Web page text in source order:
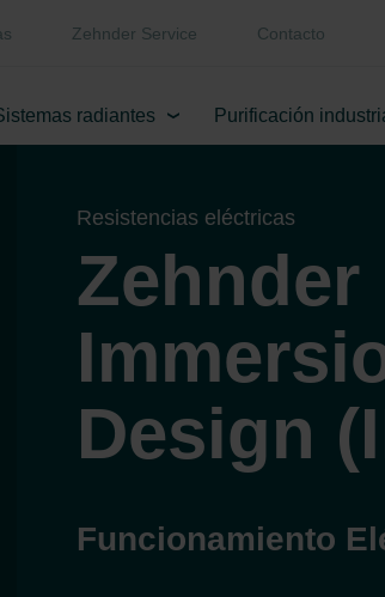
Zehnder Service Contacto
radiantes Purificación
Resistencias eléctricas
Zehnder
Design
Funcionamiento